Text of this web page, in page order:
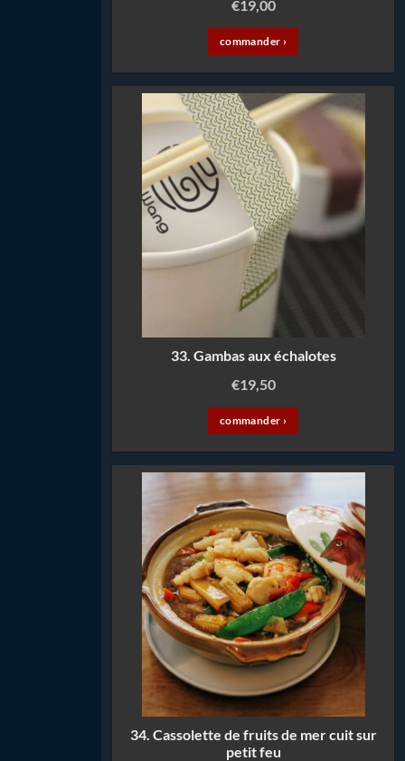
€19,00
commander ›
33. Gambas aux échalotes
€19,50
commander ›
34. Cassolette de fruits de mer cuit sur
petit feu